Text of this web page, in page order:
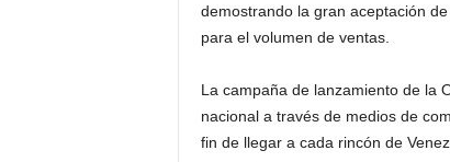
demostrando la gran aceptación
para el volumen de ventas.
La campaña de lanzamiento de la
nacional a través de medios de
fin de llegar a cada rincón de